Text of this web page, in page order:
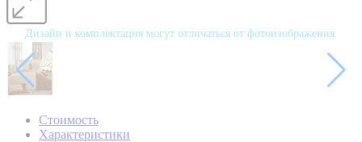
Дизайн и комплектация могут отличаться от фотоизображения.
Стоимость
Характеристики